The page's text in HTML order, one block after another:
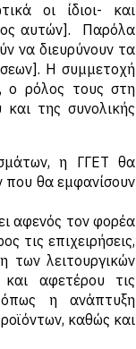
οι ίδιοι- και
αυτών]. Παρόλα
να διευρύνουν τα
Η συμμετοχή
ο ρόλος τους στη
της συνολικής
η ΓΓΕΤ θα
που θα εμφανίσουν
αφενός τον φορέα
τις επιχειρήσεις,
των λειτουργικών
αφετέρου τις
όπως η ανάπτυξη
καθώς και